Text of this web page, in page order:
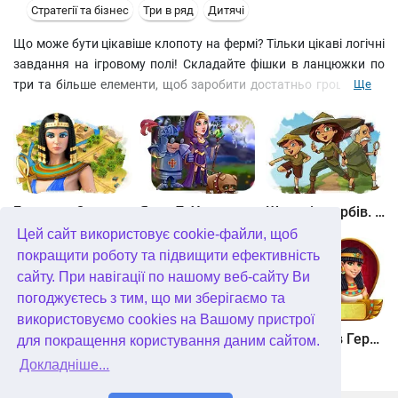
Цей сайт використовує cookie-файли, щоб
покращити роботу та підвищити ефективність
сайту. При навігації по нашому веб-сайту Ви
погоджуєтесь з тим, що ми зберігаємо та
використовуємо cookies на Вашому пристрої
для покращення користування даним сайтом.
Докладніше...
Стратегії та бізнес Три в ряд Дитячі
Що може бути цікавіше клопоту на фермі? Тільки цікаві логічні
завдання на ігровому полі! Складайте фішки в ланцюжки по
три та більше елементи, щоб заробити достатньо грошей для
грядки і зберіть багатий урожай овочів та фруктів. Скоро з
вашої легкої руки це місце стане найдоглянутішим в окрузі!
Ще
Шукачі скарбів. Камінь душі
Шукачі скарбів. Сніжна королева. колекційне видання Алісія Квотермейн 3. Таємниця палаючого золота. колекційне видання 12 подвигів Геракла. Як я зустрів Мегару. колекційне видання